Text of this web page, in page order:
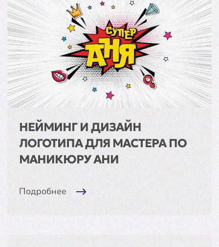
НЕЙМИНГ И ДИЗАЙН
ЛОГОТИПА ДЛЯ МАСТЕРА ПО
МАНИКЮРУ АНИ
Подробнее